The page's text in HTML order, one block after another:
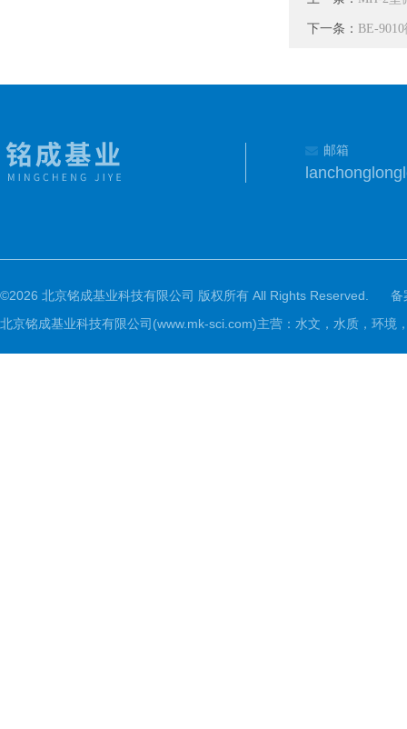
下一条： BE-
邮箱
©2026 北京铭成基业科技有限公司 版权所有 All Rights Reserved.
备
北京铭成基业科技有限公司(www.mk-sci.com)主营：水文，水质，环境